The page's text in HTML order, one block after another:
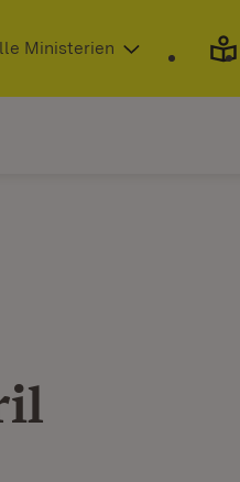
neuem Fenster)
Ministerien